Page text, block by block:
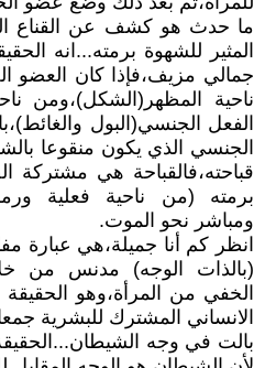
ما حدث هو كشف عن القناع
المثير للشهوة برمته...انه
جمالي مزيف،فإذا كان العضو
ناحية المظهر(الشكل)،ومن
الفعل الجنسي(البول
الجنسي الذي يكون منقوعا
قباحته،فالقباحة هي مشتركة
برمته (من ناحية فعلية
ومباشر نحو الموت.
انظر كم أنا جميلة،هي عبارة
(بالذات الوجه) مدنس من
الخفي من المرأة،وهو
الانساني المشترك للبشرية
بالت في وجه